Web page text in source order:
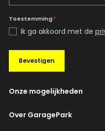
Toestemming*
Ik ga akkoord met de
Bevestigen
Onze mogelijkheden
Over GaragePark